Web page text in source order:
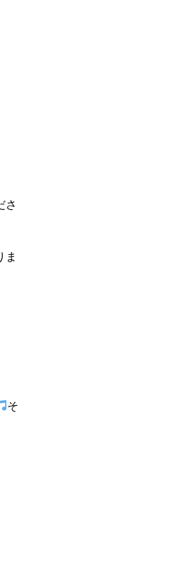
さ
ま
そ